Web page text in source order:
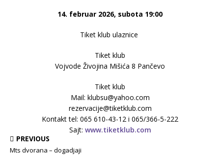
14. februar 2026, subota 19:00
Tiket klub ulaznice
Tiket klub
Vojvode Živojina Mišića 8 Pančevo
Tiket klub
Mail: klubsu@yahoo.com
rezervacije@tiketklub.com
Kontakt tel: 065 610-43-12 i 065/366-5-222
Sajt: www.tiketklub.com
PREVIOUS
Mts dvorana – dogadjaji